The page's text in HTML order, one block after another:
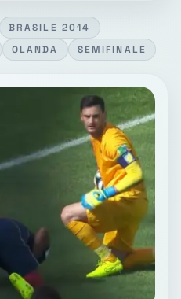
BRASILE 2014
OLANDA SEMIFINALE